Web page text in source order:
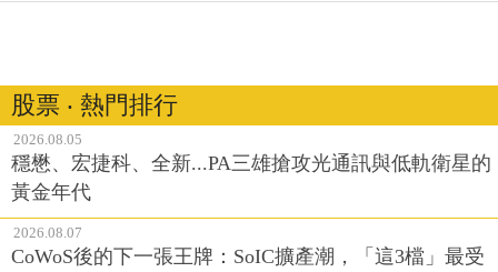
股票 ‧ 熱門排行
2026.08.05
穩懋、宏捷科、全新...PA三雄搶攻光通訊與低軌衛星的
黃金年代
2026.08.07
CoWoS後的下一張王牌：SoIC擴產潮，「這3檔」最受